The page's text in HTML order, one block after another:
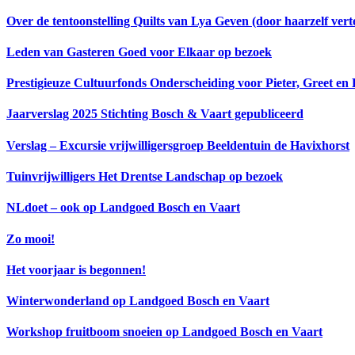
Over de tentoonstelling Quilts van Lya Geven (door haarzelf
Leden van Gasteren Goed voor Elkaar op bezoek
Prestigieuze Cultuurfonds Onderscheiding voor Pieter, Greet en
Jaarverslag 2025 Stichting Bosch & Vaart gepubliceerd
Verslag – Excursie vrijwilligersgroep Beeldentuin de Havixhorst
Tuinvrijwilligers Het Drentse Landschap op bezoek
NLdoet – ook op Landgoed Bosch en Vaart
Zo mooi!
Het voorjaar is begonnen!
Winterwonderland op Landgoed Bosch en Vaart
Workshop fruitboom snoeien op Landgoed Bosch en Vaart